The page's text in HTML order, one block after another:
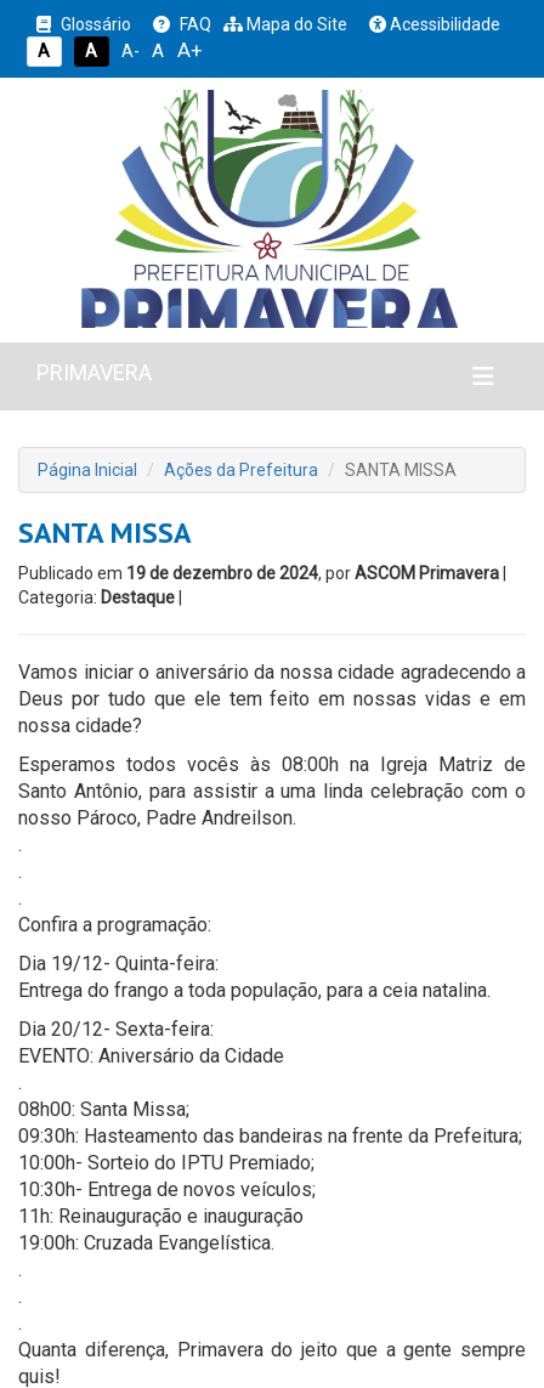
Glossário FAQ Mapa do Site
Acessibilidade
A
A A- A A+
PRIMAVERA
Página Inicial Ações da Prefeitura SANTA MISSA
SANTA MISSA
Publicado em 19 de dezembro de 2024, porASCOM Primavera
Categoria: Destaque
Vamos iniciar o aniversário da nossa cidade agradecendo a
Deus por tudo que ele tem feito em nossas vidas e em
nossa cidade?
Esperamos todos vocês às 08:00h na Igreja Matriz de
Santo Antônio, para assistir a uma linda celebração com o
nosso Pároco, Padre Andreilson.
.
.
.
Confira a programação:
Dia 19/12- Quinta-feira:
Entrega do frango a toda população, para a ceia natalina.
Dia 20/12- Sexta-feira:
EVENTO: Aniversário da Cidade
.
08h00: Santa Missa;
09:30h: Hasteamento das bandeiras na frente da Prefeitura;
10:00h- Sorteio do IPTU Premiado;
10:30h- Entrega de novos veículos;
11h: Reinauguração e inauguração
19:00h: Cruzada Evangelística.
.
.
.
Quanta diferença, Primavera do jeito que a gente sempre
quis!